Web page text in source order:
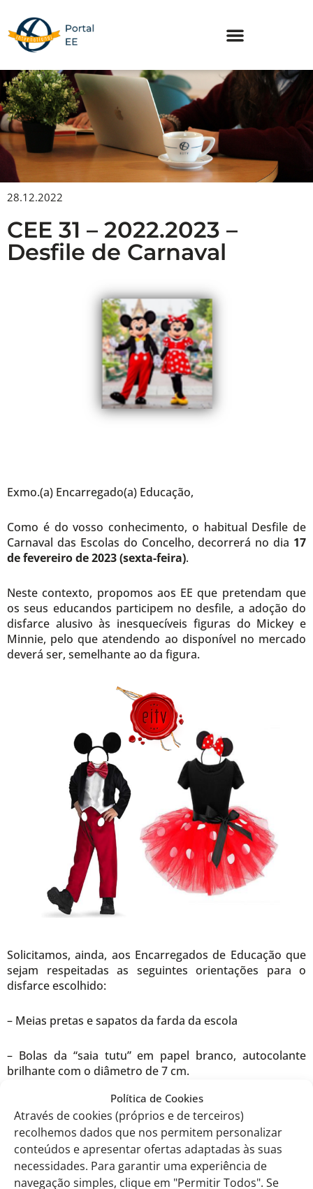
Política de Cookies
Através de cookies (próprios e de terceiros)
recolhemos dados que nos permitem personalizar
conteúdos e apresentar ofertas adaptadas às suas
necessidades. Para garantir uma experiência de
navegação simples, clique em "Permitir Todos". Se
content
28.12.2022
CEE 31 – 2022.2023 –
Desfile de Carnaval
Exmo.(a) Encarregado(a) Educação,
Como é do vosso conhecimento, o habitual Desfile de
Carnaval das Escolas do Concelho, decorrerá no dia 17
de fevereiro de 2023 (sexta-feira).
Neste contexto, propomos aos EE que pretendam que
os seus educandos participem no desfile, a adoção do
disfarce alusivo às inesquecíveis figuras do Mickey e
Minnie, pelo que atendendo ao disponível no mercado
deverá ser, semelhante ao da figura.
Solicitamos, ainda, aos Encarregados de Educação que
sejam respeitadas as seguintes orientações para o
disfarce escolhido:
– Meias pretas e sapatos da farda da escola
– Bolas da “saia tutu” em papel branco, autocolante
brilhante com o diâmetro de 7 cm.
A operação Carnaval terá um custo de 10€.
Caso autorize a participação do seu educando no